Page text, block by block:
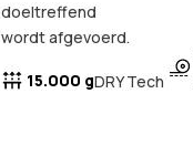
doeltreffend
wordt afgevoerd.
15.000 gDRY Tech